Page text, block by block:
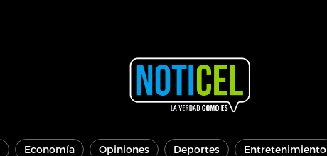
Economía Opiniones Deportes Entretenimiento